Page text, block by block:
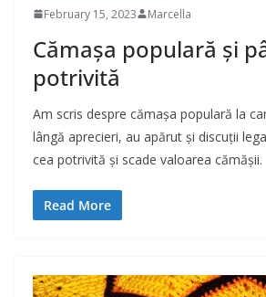
February 15, 2023 Marcella
Cămașa populară și
potrivită
Am scris despre cămașa populară la
lângă aprecieri, au apărut și discuții
cea potrivită și scade valoarea cămășii.
Read More